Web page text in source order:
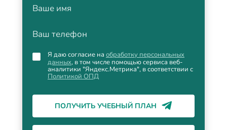
Ваше имя
Ваш телефон
Я даю согласие на обработку персональных
данных, в том числе помощью сервиса веб-
аналитики "Яндекс.Метрика", в соответствии с
Политикой ОПД
ПОЛУЧИТЬ УЧЕБНЫЙ ПЛАН